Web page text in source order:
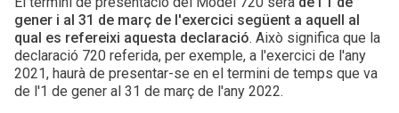
gener i al 31 de març de l'exercici següent a aquell al
qual es refereixi aquesta declaració. Això significa que la
declaració 720 referida, per exemple, a l'exercici de l'any
2021, haurà de presentar-se en el termini de temps que va
de l'1 de gener al 31 de març de l'any 2022.